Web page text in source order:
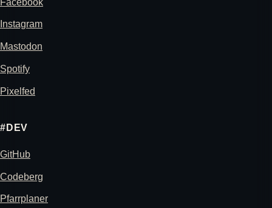
Instagram
Mastodon
Spotify
Pixelfed
#DEV
GitHub
Codeberg
Pfarrplaner